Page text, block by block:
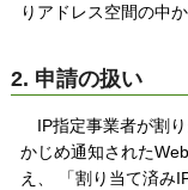
りアドレス空間の中
2. 申請の扱い
IP指定事業者が割り
かじめ通知された
え、 「割り当て済み